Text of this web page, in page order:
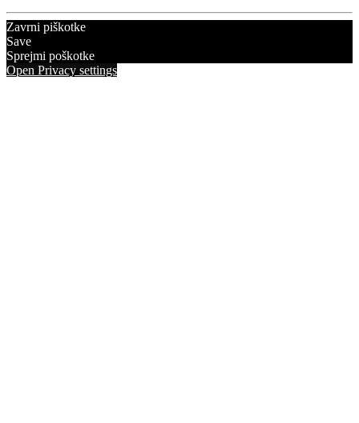
Zavrni piškotke
Save
Sprejmi poškotke
Open Privacy settings